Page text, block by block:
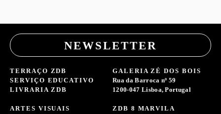
NEWSLETTER
TERRAÇO ZDB
SERVIÇO EDUCATIVO
LIVRARIA ZDB
ARTES VISUAIS
GALERIA ZÉ DOS BOIS
Rua da Barroca nº 59
1200-047 Lisboa, Portugal
ZDB 8 MARVILA